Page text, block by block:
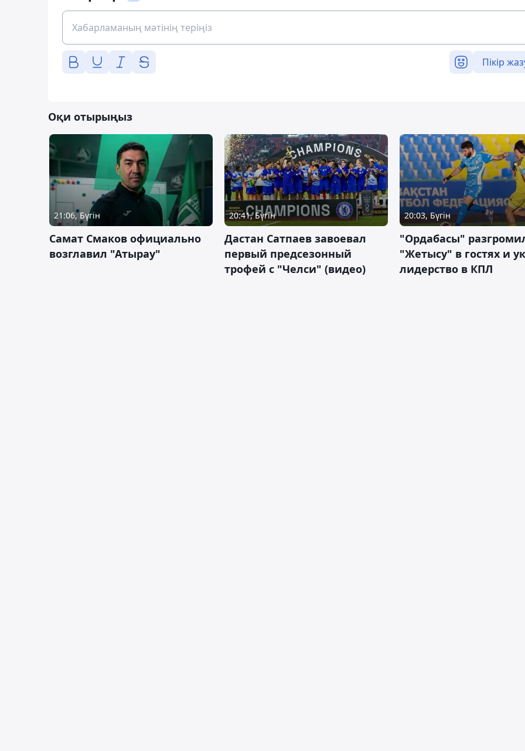
Пікір
Оқи отырыңыз
21:06, Бүгін
Самат Смаков официально
возглавил "Атырау"
20:41, Бүгін
Дастан Сатпаев завоевал
первый предсезонный
трофей с "Челси" (видео)
20:03, Бүгін
"Ордабасы"
"Жетысу" в гостях и
лидерство в КПЛ